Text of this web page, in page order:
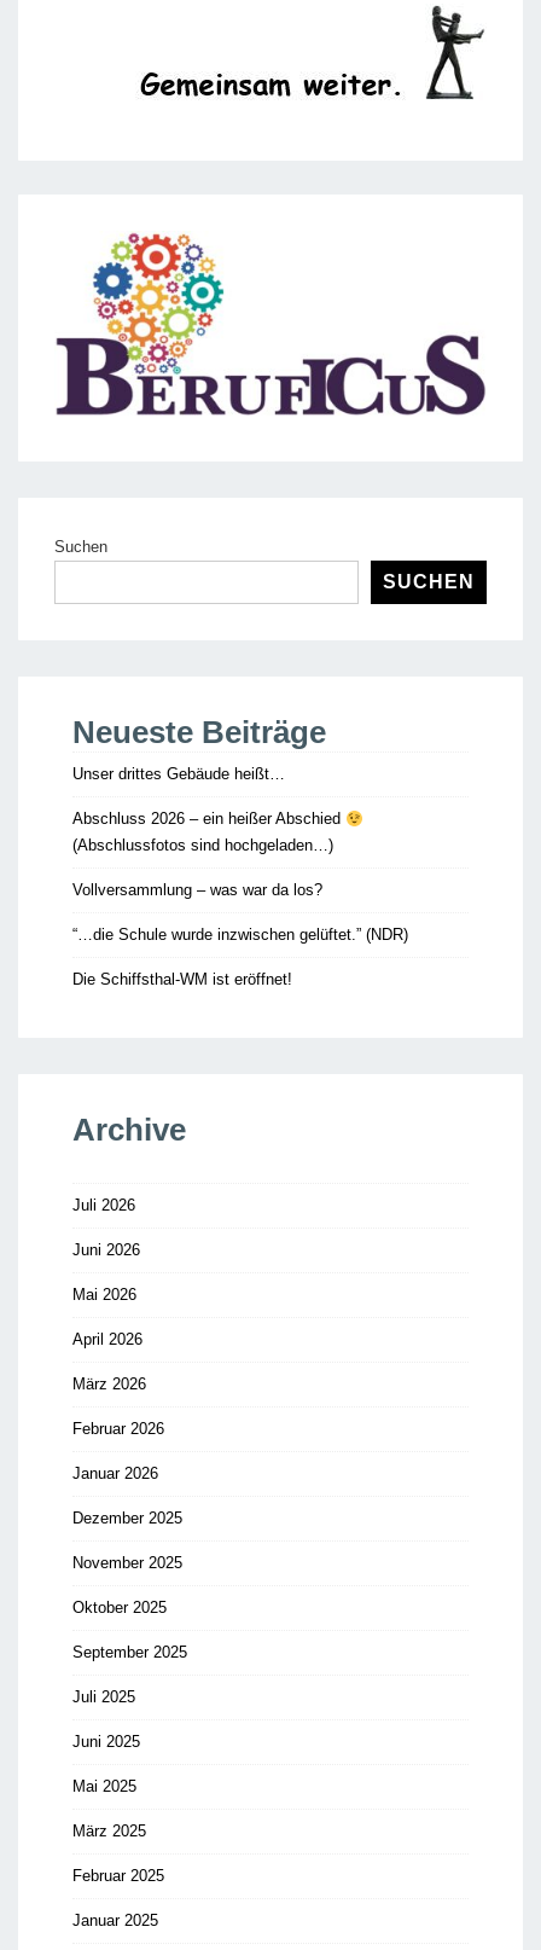
Suchen
SUCHEN
Neueste Beiträge
Unser drittes Gebäude heißt…
Abschluss 2026 – ein heißer Abschied
(Abschlussfotos sind hochgeladen…)
Vollversammlung – was war da los?
“…die Schule wurde inzwischen gelüftet.” (NDR)
Die Schiffsthal-WM ist eröffnet!
Archive
Juli 2026
Juni 2026
Mai 2026
April 2026
März 2026
Februar 2026
Januar 2026
Dezember 2025
November 2025
Oktober 2025
September 2025
Juli 2025
Juni 2025
Mai 2025
März 2025
Februar 2025
Januar 2025